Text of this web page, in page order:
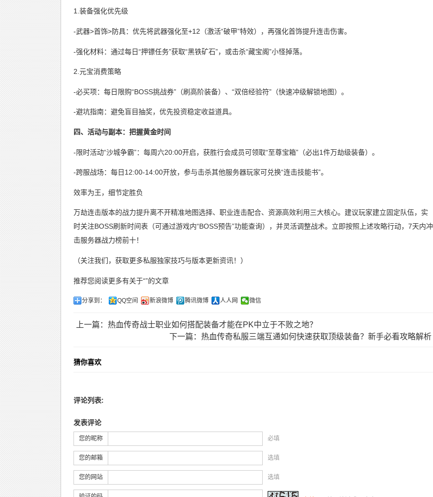
1.装备强化优先级
-武器>首饰>防具：优先将武器强化至+12（激活“破甲”特效），再强化首饰提升连击伤害。
-强化材料：通过每日“押镖任务”获取“黑铁矿石”，或击杀“藏宝阁”小怪掉落。
2.元宝消费策略
-必买项：每日限购“BOSS挑战券”（刷高阶装备）、“双倍经验符”（快速冲级解锁地图）。
-避坑指南：避免盲目抽奖，优先投资稳定收益道具。
四、活动与副本：把握黄金时间
-限时活动“沙城争霸”：每周六20:00开启，获胜行会成员可领取“至尊宝箱”（必出1件万劫级装备）。
-跨服战场：每日12:00-14:00开放，参与击杀其他服务器玩家可兑换“连击技能书”。
效率为王，细节定胜负
万劫连击版本的战力提升离不开精准地图选择、职业连击配合、资源高效利用三大核心。建议玩家建立固定队伍，实
时关注BOSS刷新时间表（可通过游戏内“BOSS预告”功能查询），并灵活调整战术。立即按照上述攻略行动，7天内冲
击服务器战力榜前十！
（关注我们，获取更多私服独家技巧与版本更新资讯！）
推荐您阅读更多有关于“”的文章
分享到： QQ空间 新浪微博 腾讯微博 人人网 微信
上一篇：热血传奇战士职业如何搭配装备才能在PK中立于不败之地？
下一篇：热血传奇私服三端互通如何快速获取顶级装备？新手必看攻略解析
猜你喜欢
评论列表:
发表评论
您的昵称 必填
您的邮箱 选填
您的网站 选填